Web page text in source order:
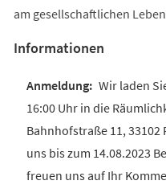
am gesellschaftlichen
Informationen
Wir laden
16:00 Uhr in die
Bahnhofstraße 11,
uns bis zum 14.08.2023
freuen uns auf Ihr